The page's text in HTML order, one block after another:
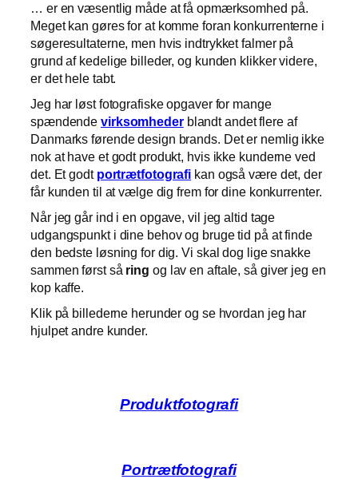
… er en væsentlig måde at få opmærksomhed på.
Meget kan gøres for at komme foran konkurrenterne i
søgeresultaterne, men hvis indtrykket falmer på
grund af kedelige billeder, og kunden klikker videre,
er det hele tabt.
Jeg har løst fotografiske opgaver for mange
spændendevirksomhederblandt andet flere af
Danmarks førende design brands. Det er nemlig ikke
nok at have et godt produkt, hvis ikke kunderne ved
det. Et godt portrætfotografi kan også være det, der
får kunden til at vælge dig frem for dine konkurrenter.
Når jeg går ind i en opgave, vil jeg altid tage
udgangspunkt i dine behov og bruge tid på at finde
den bedste løsning for dig. Vi skal dog lige snakke
sammen først så ring og lav en aftale, så giver jeg en
kop kaffe.
Klik på billederne herunder og se hvordan jeg har
hjulpet andre kunder.
Produktfotografi
Portrætfotografi